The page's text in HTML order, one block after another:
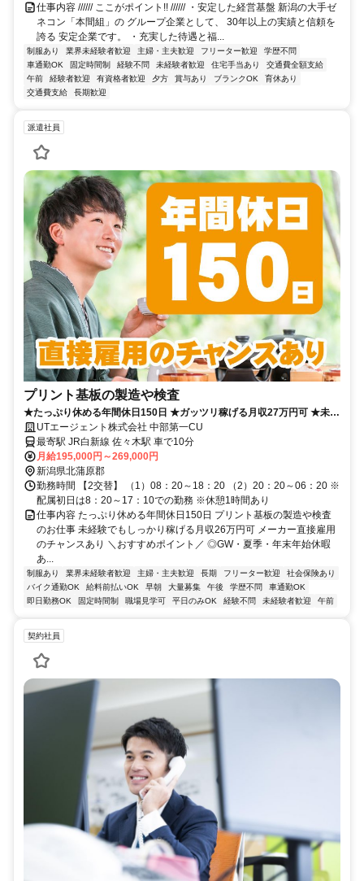
仕事内容 ////// ここがポイント!! ////// ・安定した経営基盤 新潟の大手ゼ
ネコン「本間組」の グループ企業として、 30年以上の実績と信頼を
誇る 安定企業です。 ・充実した待遇と福...
制服あり 業界未経験者歓迎 主婦・主夫歓迎 フリーター歓迎
学歴不問
車通勤OK
固定時間制 経験不問 未経験者歓迎 住宅手当あり
交通費全額支給
午前
経験者歓迎 有資格者歓迎 夕方 賞与あり ブランクOK
育休あり
交通費支給
長期歓迎
派遣社員
プリント基板の製造や検査
★たっぷり休める年間休日150日 ★ガッツリ稼げる月収27万円可 ★未経
験OK＆ブランクOK
UTエージェント株式会社 中部第一CU
最寄駅 JR白新線 佐々木駅 車で10分
月給195,000円～269,000円
新潟県北蒲原郡
勤務時間 【2交替】 （1）08：20～18：20 （2）20：20～06：20 ※
配属初日は8：20～17：10での勤務 ※休憩1時間あり
仕事内容 たっぷり休める年間休日150日 プリント基板の製造や検査
のお仕事 未経験でもしっかり稼げる月収26万円可 メーカー直接雇用
のチャンスあり ＼おすすめポイント／ ◎GW・夏季・年末年始休暇
あ...
制服あり 業界未経験者歓迎 主婦・主夫歓迎 長期 フリーター歓迎
社会保険あり
バイク通勤OK
給料前払いOK 早朝 大量募集 午後 学歴不問
車通勤OK
即日勤務OK
固定時間制 職場見学可 平日のみOK 経験不問 未経験者歓迎 午前
契約社員